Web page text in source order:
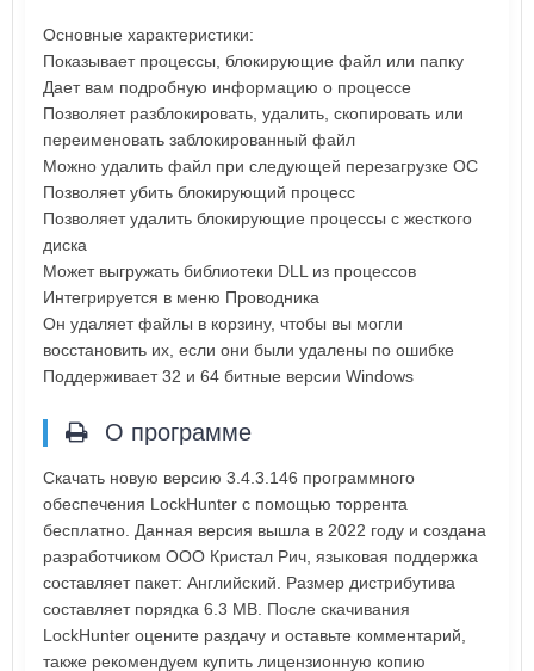
Основные характеристики:
Показывает процессы, блокирующие файл или папку
Дает вам подробную информацию о процессе
Позволяет разблокировать, удалить, скопировать или
переименовать заблокированный файл
Можно удалить файл при следующей перезагрузке ОС
Позволяет убить блокирующий процесс
Позволяет удалить блокирующие процессы с жесткого
диска
Может выгружать библиотеки DLL из процессов
Интегрируется в меню Проводника
Он удаляет файлы в корзину, чтобы вы могли
восстановить их, если они были удалены по ошибке
Поддерживает 32 и 64 битные версии Windows
О программе
Скачать новую версию 3.4.3.146 программного
обеспечения LockHunter с помощью торрента
бесплатно. Данная версия вышла в 2022 году и создана
разработчиком ООО Кристал Рич, языковая поддержка
составляет пакет: Английский. Размер дистрибутива
составляет порядка 6.3 MB. После скачивания
LockHunter оцените раздачу и оставьте комментарий,
также рекомендуем купить лицензионную копию